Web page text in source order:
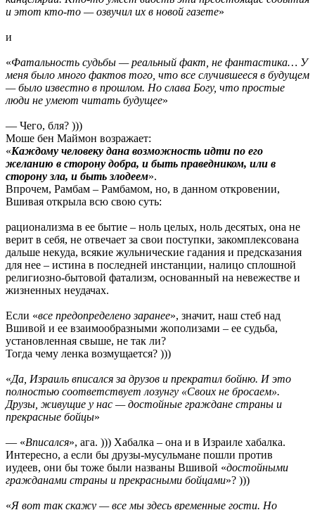
и этот кто-то — озвучил их в новой газете»
и
«Фатальность судьбы — реальный факт, не фантастика… У
меня было много фактов того, что все случившееся в будущем
— было известно в прошлом. Но слава Богу, что простые
люди не умеют читать будущее»
— Чего, бля? )))
Моше бен Маймон возражает:
«Каждому человеку дана возможность идти по его
желанию в сторону добра, и быть праведником, или в
сторону зла, и быть злодеем».
Впрочем, Рамбам – Рамбамом, но, в данном откровении,
Вшивая открыла всю свою суть:
рационализма в ее бытие – ноль целых, ноль десятых, она не
верит в себя, не отвечает за свои поступки, закомплексована
дальше некуда, всякие жульнические гадания и предсказания
для нее – истина в последней инстанции, налицо сплошной
религиозно-бытовой фатализм, основанный на невежестве и
жизненных неудачах.
Если «все предопределено заранее», значит, наш стеб над
Вшивой и ее взаимообразными жополизами – ее судьба,
установленная свыше, не так ли?
Тогда чему ленка возмущается? )))
«Да, Израиль вписался за друзов и прекратил бойню. И это
полностью соответствует лозунгу «Своих не бросаем».
Друзы, живущие у нас — достойные граждане страны и
прекрасные бойцы»
— «Вписался», ага. ))) Хабалка – она и в Израиле хабалка.
Интересно, а если бы друзы-мусульмане пошли против
иудеев, они бы тоже были названы Вшивой «достойными
гражданами страны и прекрасными бойцами»? )))
«Я вот так скажу — все мы здесь временные гости. Но